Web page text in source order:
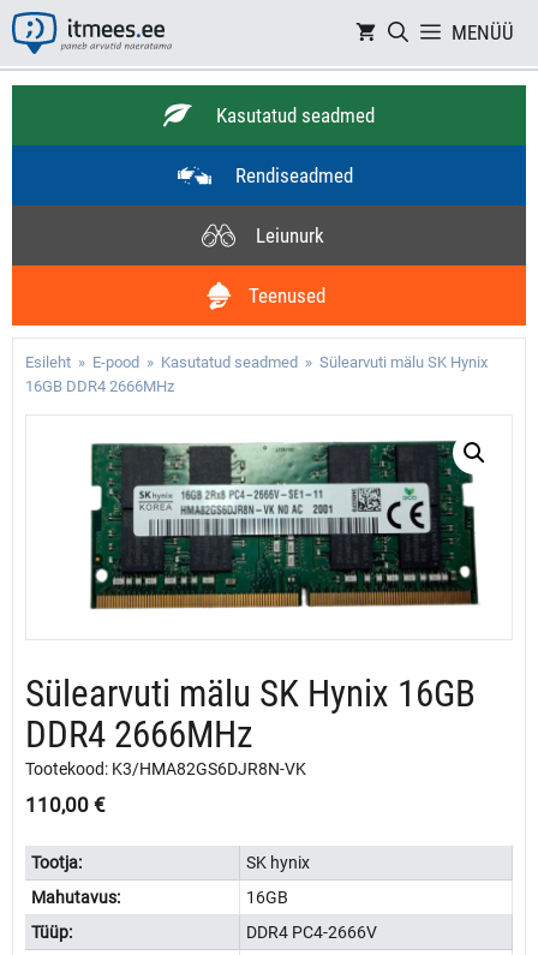
Skip
to
content
MENÜÜ
Kasutatud seadmed
Rendiseadmed
Leiunurk
Teenused
Esileht » E-pood » Kasutatud seadmed » Sülearvuti mälu SK Hynix
16GB DDR4 2666MHz
Sülearvuti mälu SK Hynix 16GB
DDR4 2666MHz
Tootekood: K3/HMA82GS6DJR8N-VK
110,00 €
Tootja:
SK hynix
Mahutavus:
16GB
Tüüp:
DDR4 PC4-2666V